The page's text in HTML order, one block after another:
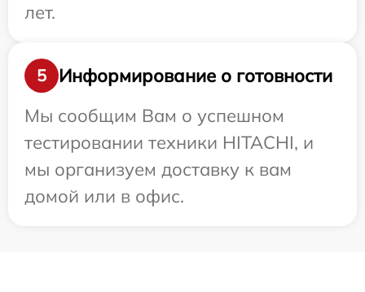
лет.
5
Информирование о готовности
Мы сообщим Вам о успешном
тестировании техники HITACHI, и
мы организуем доставку к вам
домой или в офис.